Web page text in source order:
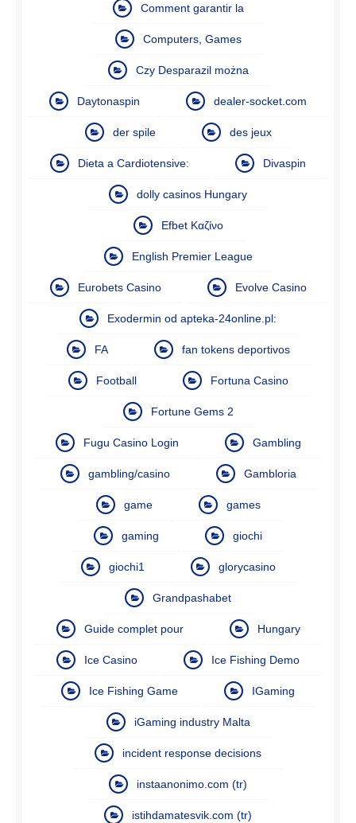
Comment garantir la
Computers, Games
Czy Desparazil można
Daytonaspin dealer-socket.com
der spile des jeux
Dieta a Cardiotensive: Divaspin
dolly casinos Hungary
Efbet Καζίνο
English Premier League
Eurobets Casino Evolve Casino
Exodermin od apteka-24online.pl:
FA fan tokens deportivos
Football Fortuna Casino
Fortune Gems 2
Fugu Casino Login Gambling
gambling/casino Gambloria
game games
gaming giochi
giochi1 glorycasino
Grandpashabet
Guide complet pour Hungary
Ice Casino Ice Fishing Demo
Ice Fishing Game IGaming
iGaming industry Malta
incident response decisions
instaanonimo.com (tr)
istihdamatesvik.com (tr)